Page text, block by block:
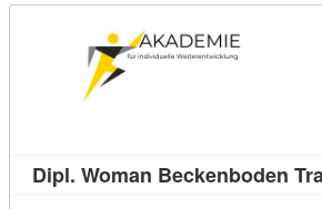
Dipl. Woman Beckenboden